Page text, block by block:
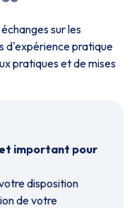
sur les
d'expérience pratique
pratiques et de mises
important pour
disposition
de votre